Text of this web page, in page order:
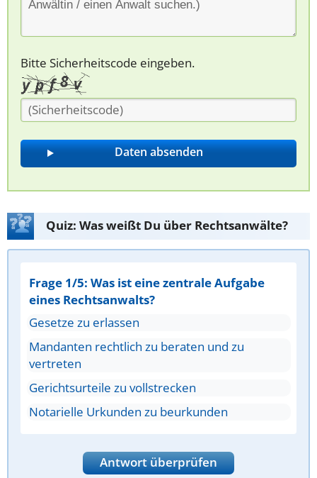
Bitte Sicherheitscode eingeben.
Quiz: Was weißt Du über Rechtsanwälte?
Frage 1/5: Was ist eine zentrale Aufgabe
eines Rechtsanwalts?
Gesetze zu erlassen
Mandanten rechtlich zu beraten und zu
vertreten
Gerichtsurteile zu vollstrecken
Notarielle Urkunden zu beurkunden
Antwort überprüfen